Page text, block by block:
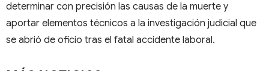
determinar con precisión las causas de la muerte y
aportar elementos técnicos a la investigación judicial que
se abrió de oficio tras el fatal accidente laboral.